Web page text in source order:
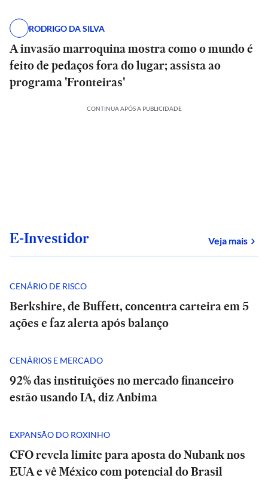
RODRIGO DA SILVA
A invasão marroquina mostra como o mundo é
feito de pedaços fora do lugar; assista ao
programa 'Fronteiras'
CONTINUA APÓS A PUBLICIDADE
E-Investidor Veja mais
CENÁRIO DE RISCO
Berkshire, de Buffett, concentra carteira em 5
ações e faz alerta após balanço
CENÁRIOS E MERCADO
92% das instituições no mercado financeiro
estão usando IA, diz Anbima
EXPANSÃO DO ROXINHO
CFO revela limite para aposta do Nubank nos
EUA e vê México com potencial do Brasil